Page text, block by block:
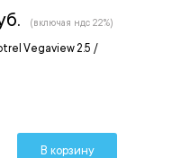
Vegaview 2.5 /
(включая ндс 22%)
В корзину